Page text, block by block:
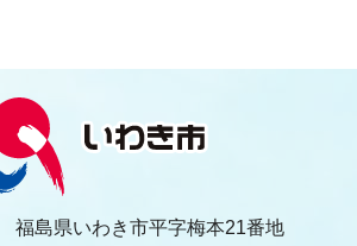
福島県いわき市平字梅本21番地